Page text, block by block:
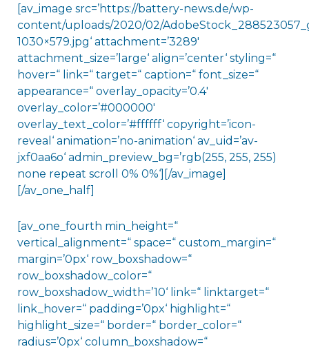
[av_image src=’https://battery-news.de/wp-
content/uploads/2020/02/
1030×579.jpg‘ attachment=’3289′
attachment_size=’large‘ align=’center‘ styling=“
hover=“ link=“ target=“ caption=“ font_size=“
appearance=“ overlay_opacity=’0.4′
overlay_color=’#000000′
overlay_text_color=’#ffffff‘ copyright=’icon-
reveal‘ animation=’no-animation‘ av_uid=’av-
jxf0aa6o‘ admin_preview_bg=’rgb(255, 255, 255)
none repeat scroll 0% 0%‘][/av_image]
[/av_one_half]
[av_one_fourth min_height=“
vertical_alignment=“ space=“ custom_margin=“
margin=’0px‘ row_boxshadow=“
row_boxshadow_color=“
row_boxshadow_width=’10‘ link=“ linktarget=“
link_hover=“ padding=’0px‘ highlight=“
highlight_size=“ border=“ border_color=“
radius=’0px‘ column_boxshadow=“